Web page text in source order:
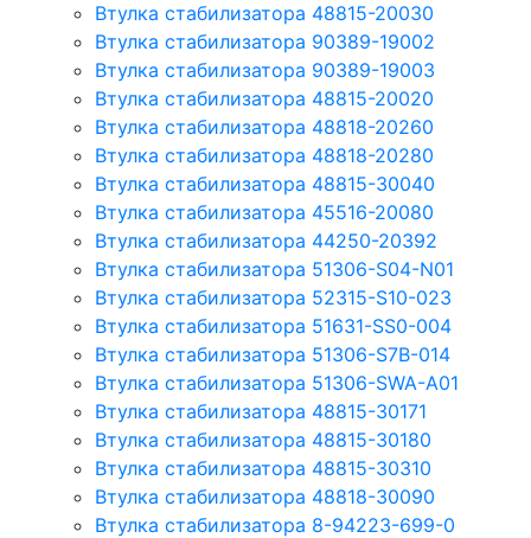
Втулка стабилизатора 48815-20030
Втулка стабилизатора 90389-19002
Втулка стабилизатора 90389-19003
Втулка стабилизатора 48815-20020
Втулка стабилизатора 48818-20260
Втулка стабилизатора 48818-20280
Втулка стабилизатора 48815-30040
Втулка стабилизатора 45516-20080
Втулка стабилизатора 44250-20392
Втулка стабилизатора 51306-S04-N01
Втулка стабилизатора 52315-S10-023
Втулка стабилизатора 51631-SS0-004
Втулка стабилизатора 51306-S7B-014
Втулка стабилизатора 51306-SWA-A01
Втулка стабилизатора 48815-30171
Втулка стабилизатора 48815-30180
Втулка стабилизатора 48815-30310
Втулка стабилизатора 48818-30090
Втулка стабилизатора 8-94223-699-0